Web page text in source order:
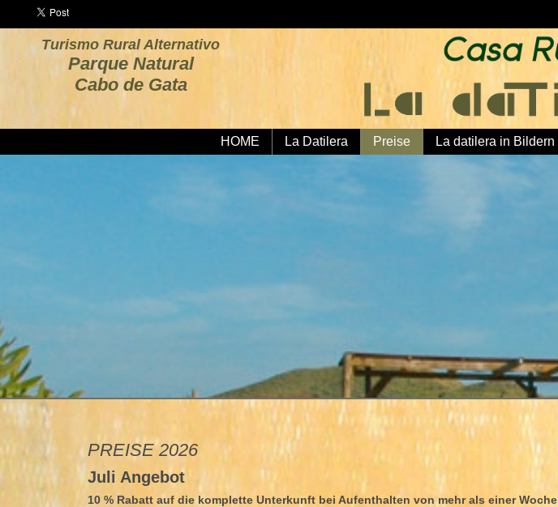
Turismo Rural Alternativo
Parque Natural
Cabo de Gata
HOME La Datilera Preise La datilera in Bildern
PREISE 2026
Juli Angebot
10 % Rabatt auf die komplette Unterkunft bei Aufenthalten von mehr als einer Woche